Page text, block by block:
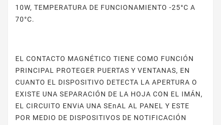
10W, TEMPERATURA DE FUNCIONAMIENTO -25°C A
70°C.
EL CONTACTO MAGNÉTICO TIENE COMO FUNCIÓN
PRINCIPAL PROTEGER PUERTAS Y VENTANAS, EN
CUANTO EL DISPOSITIVO DETECTA LA APERTURA O
EXISTE UNA SEPARACIÓN DE LA HOJA CON EL IMÁN,
EL CIRCUITO ENViA UNA SEnAL AL PANEL Y ESTE
POR MEDIO DE DISPOSITIVOS DE NOTIFICACIÓN